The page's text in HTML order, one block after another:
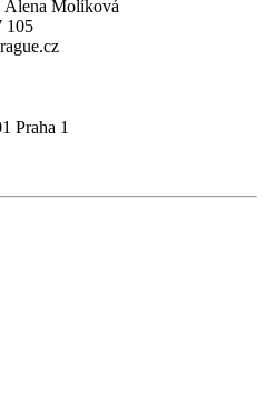
Alena Molíková
105
Praha 1